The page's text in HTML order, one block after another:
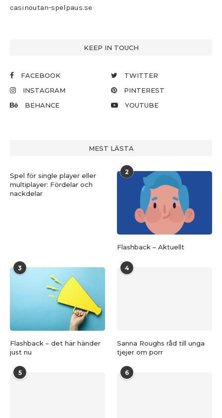
casinoutan-spelpaus.se
KEEP IN TOUCH
FACEBOOK
TWITTER
INSTAGRAM
PINTEREST
BEHANCE
YOUTUBE
MEST LÄSTA
Spel för single player eller
multiplayer: Fördelar och
nackdelar
2
Flashback – Aktuellt
3
Flashback – det här händer
just nu
4
Sanna Roughs råd till unga
tjejer om porr
5 6